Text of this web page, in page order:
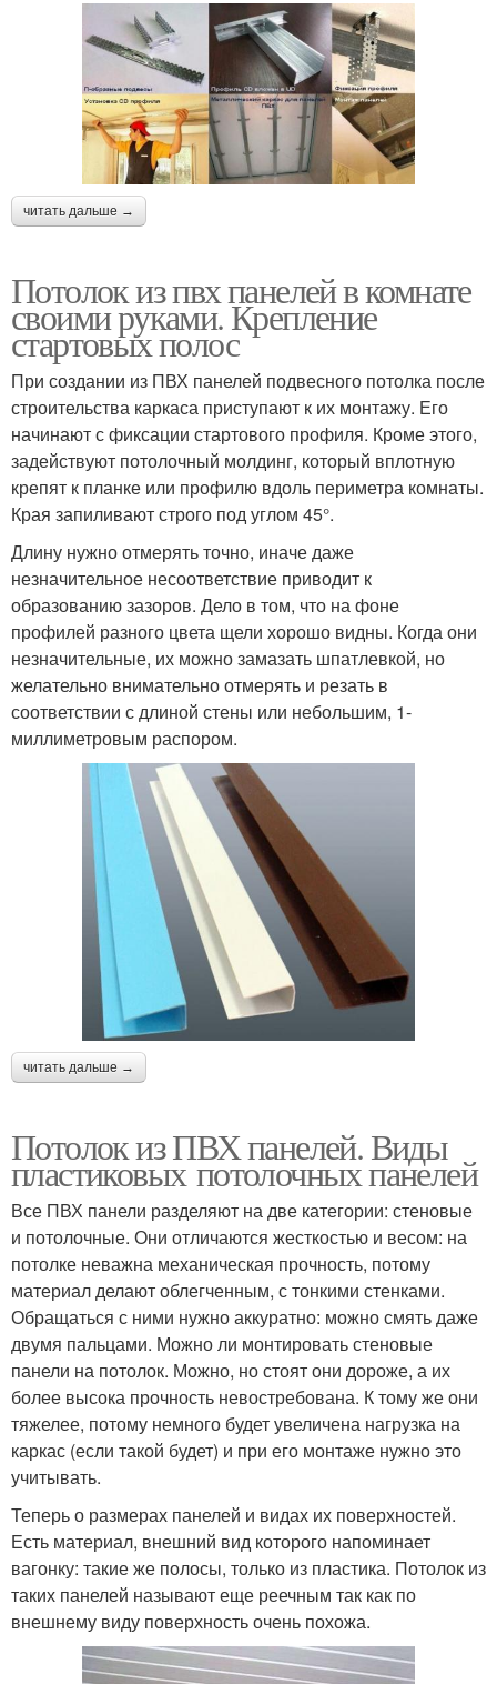
читать дальше →
Потолок из пвх панелей в комнате
своими руками. Крепление
стартовых полос
При создании из ПВХ панелей подвесного потолка после
строительства каркаса приступают к их монтажу. Его
начинают с фиксации стартового профиля. Кроме этого,
задействуют потолочный молдинг, который вплотную
крепят к планке или профилю вдоль периметра комнаты.
Края запиливают строго под углом 45°.
Длину нужно отмерять точно, иначе даже
незначительное несоответствие приводит к
образованию зазоров. Дело в том, что на фоне
профилей разного цвета щели хорошо видны. Когда они
незначительные, их можно замазать шпатлевкой, но
желательно внимательно отмерять и резать в
соответствии с длиной стены или небольшим, 1-
миллиметровым распором.
читать дальше →
Потолок из ПВХ панелей. Виды
пластиковых потолочных панелей
Все ПВХ панели разделяют на две категории: стеновые
и потолочные. Они отличаются жесткостью и весом: на
потолке неважна механическая прочность, потому
материал делают облегченным, с тонкими стенками.
Обращаться с ними нужно аккуратно: можно смять даже
двумя пальцами. Можно ли монтировать стеновые
панели на потолок. Можно, но стоят они дороже, а их
более высока прочность невостребована. К тому же они
тяжелее, потому немного будет увеличена нагрузка на
каркас (если такой будет) и при его монтаже нужно это
учитывать.
Теперь о размерах панелей и видах их поверхностей.
Есть материал, внешний вид которого напоминает
вагонку: такие же полосы, только из пластика. Потолок из
таких панелей называют еще реечным так как по
внешнему виду поверхность очень похожа.